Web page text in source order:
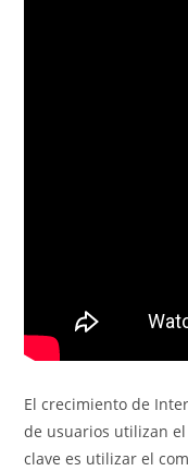
El crecimiento de
de usuarios utilizan
clave es utilizar el